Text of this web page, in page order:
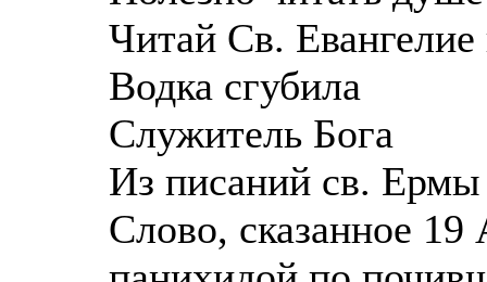
Читай Св.
Водка сгубила
Служитель Бога
Из писаний св.
Слово, сказанное